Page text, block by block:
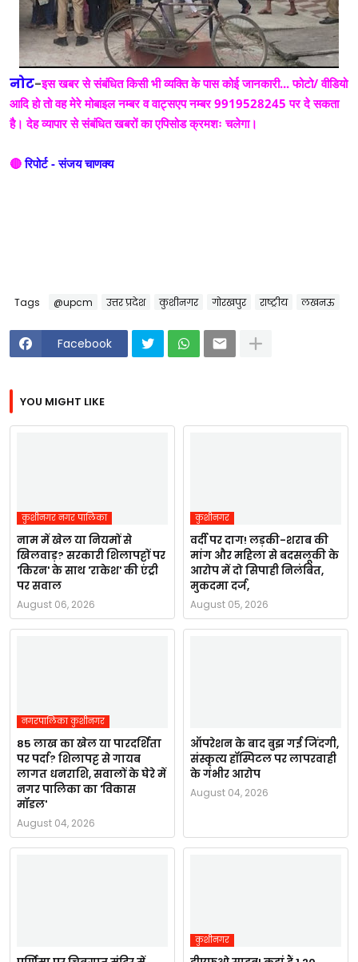
नोट-इस खबर से संबंधित किसी भी व्यक्ति के पास कोई जानकारी... फोटो/ वीडियो
आदि हो तो वह मेरे मोबाइल नम्बर व वाट्सएप नम्बर 9919528245 पर दे सकता
है। देह व्यापार से संबंधित खबरों का एपिसोड क्रमशः चलेगा।
🔴रिपोर्ट - संजय चाणक्य
Tags @upcm उत्तर प्रदेश कुशीनगर गोरखपुर राष्ट्रीय लखनऊ
Facebook
YOU MIGHT LIKE
कुशीनगर नगर पालिका
नाम में खेल या नियमों से
खिलवाड़? सरकारी शिलापट्टों पर
'किरन' के साथ 'राकेश' की एंट्री
पर सवाल
August 06, 2026
कुशीनगर
वर्दी पर दाग! लड़की-शराब की
मांग और महिला से बदसलूकी के
आरोप में दो सिपाही निलंबित,
मुकदमा दर्ज,
August 05, 2026
नगरपालिका कुशीनगर
85 लाख का खेल या पारदर्शिता
पर पर्दा? शिलापट्ट से गायब
लागत धनराशि, सवालों के घेरे में
नगर पालिका का 'विकास
मॉडल'
August 04, 2026
ऑपरेशन के बाद बुझ गई जिंदगी,
संस्कृत्य हॉस्पिटल पर लापरवाही
के गंभीर आरोप
August 04, 2026
कुशीनगर